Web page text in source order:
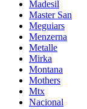
Madesil
Master San
Meguiars
Menzerna
Metalle
Mirka
Montana
Mothers
Mtx
Nacional